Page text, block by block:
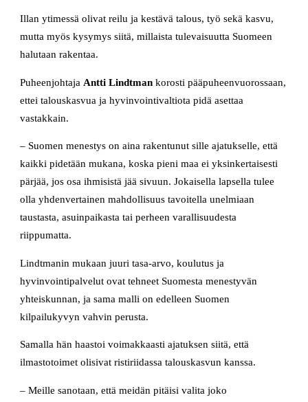
Illan ytimessä olivat reilu ja kestävä talous, työ sekä kasvu,
mutta myös kysymys siitä, millaista tulevaisuutta Suomeen
halutaan rakentaa.
Puheenjohtaja Antti Lindtmankorosti pääpuheenvuorossaan,
ettei talouskasvua ja hyvinvointivaltiota pidä asettaa
vastakkain.
– Suomen menestys on aina rakentunut sille ajatukselle, että
kaikki pidetään mukana, koska pieni maa ei yksinkertaisesti
pärjää, jos osa ihmisistä jää sivuun. Jokaisella lapsella tulee
olla yhdenvertainen mahdollisuus tavoitella unelmiaan
taustasta, asuinpaikasta tai perheen varallisuudesta
riippumatta.
Lindtmanin mukaan juuri tasa-arvo, koulutus ja
hyvinvointipalvelut ovat tehneet Suomesta menestyvän
yhteiskunnan, ja sama malli on edelleen Suomen
kilpailukyvyn vahvin perusta.
Samalla hän haastoi voimakkaasti ajatuksen siitä, että
ilmastotoimet olisivat ristiriidassa talouskasvun kanssa.
– Meille sanotaan, että meidän pitäisi valita joko